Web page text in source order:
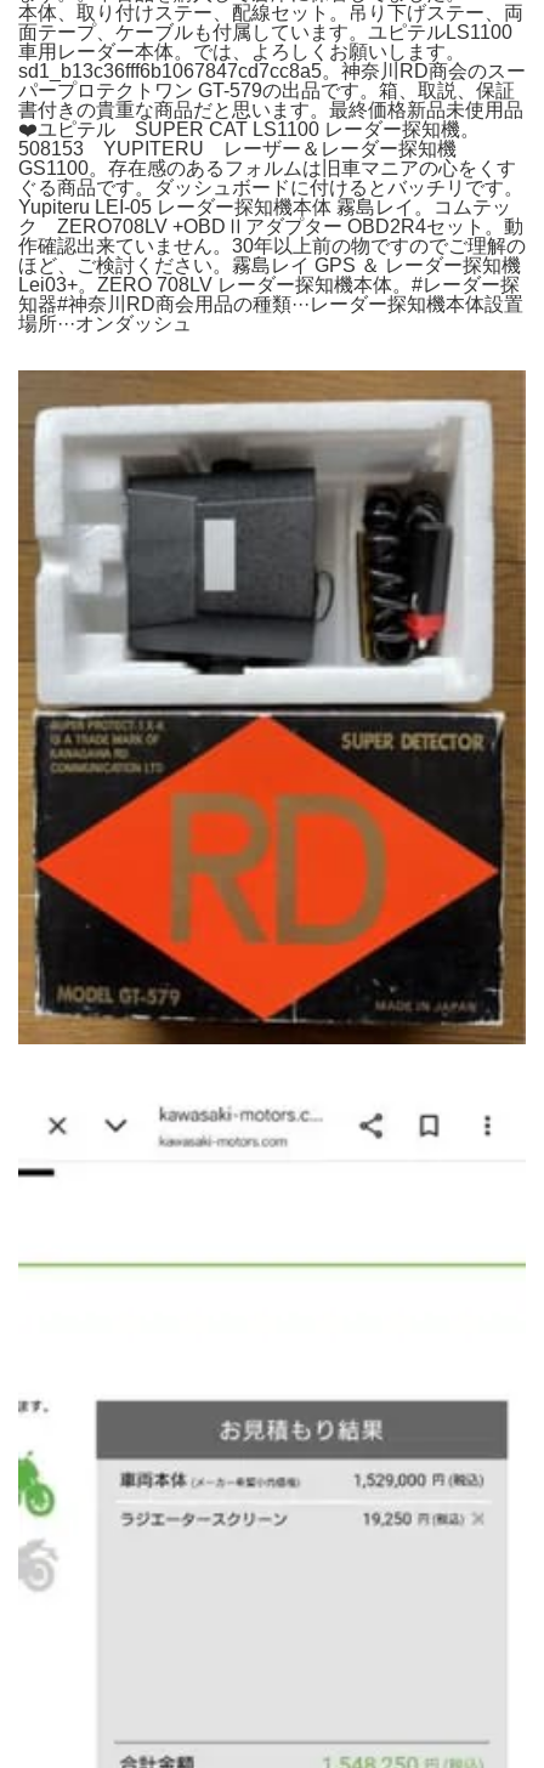
本体、取り付けステー、配線セット。吊り下げステー、両
面テープ、ケーブルも付属しています。ユピテルLS1100
車用レーダー本体。では、よろしくお願いします。
sd1_b13c36fff6b1067847cd7cc8a5。神奈川RD商会のスー
パープロテクトワン GT-579の出品です。箱、取説、保証
書付きの貴重な商品だと思います。最終価格新品未使用品
❤️ユピテル SUPER CAT LS1100 レーダー探知機。
508153 YUPITERU レーザー＆レーダー探知機
GS1100。存在感のあるフォルムは旧車マニアの心をくす
ぐる商品です。ダッシュボードに付けるとバッチリです。
Yupiteru LEI-05 レーダー探知機本体 霧島レイ。コムテッ
ク ZERO708LV +OBDⅡアダプター OBD2R4セット。動
作確認出来ていません。30年以上前の物ですのでご理解の
ほど、ご検討ください。霧島レイ GPS ＆ レーダー探知機
Lei03+。ZERO 708LV レーダー探知機本体。#レーダー探
知器#神奈川RD商会用品の種類···レーダー探知機本体設置
場所···オンダッシュ